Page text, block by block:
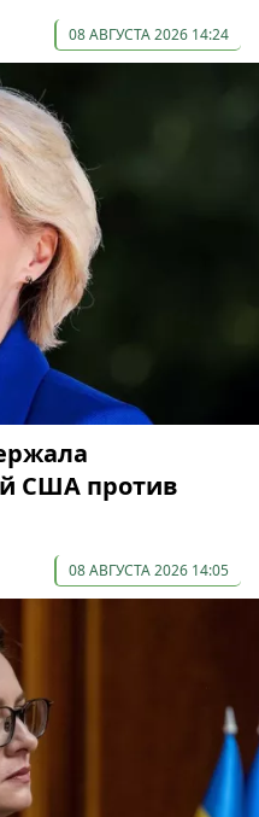
08 АВГУСТА 2026 14:24
США против
08 АВГУСТА 2026 14:05